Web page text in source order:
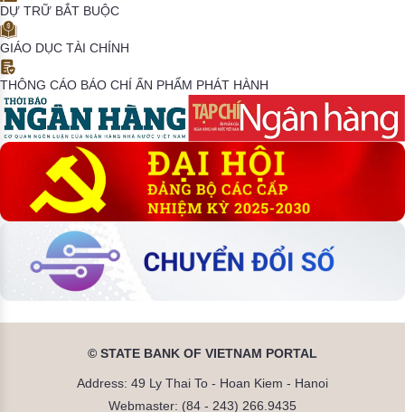
DỰ TRỮ BẮT BUỘC
GIÁO DỤC TÀI CHÍNH
THÔNG CÁO BÁO CHÍ ẤN PHẨM PHÁT HÀNH
© STATE BANK OF VIETNAM PORTAL
Address: 49 Ly Thai To - Hoan Kiem - Hanoi
Webmaster: (84 - 243) 266.9435